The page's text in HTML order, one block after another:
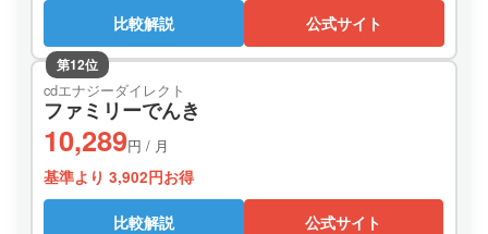
比較解説 公式サイト
第12位
cdエナジーダイレクト
ファミリーでんき
10,289円 / 月
基準より 3,902円お得
比較解説 公式サイト